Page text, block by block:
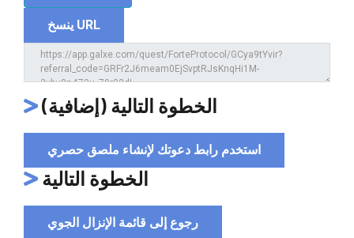
ينسخ URL
الخطوة التالية (إضافية)
استخدم رابط دعوتك لإنشاء ملصق حصري
الخطوة التالية
رجوع إلى قائمة الإنزال الجوي